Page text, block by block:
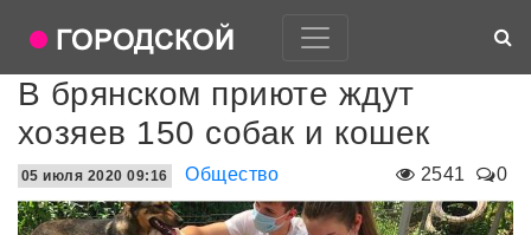
В брянском приюте ждут
хозяев 150 собак и кошек
2541 0
05 июля 2020 09:16 Общество